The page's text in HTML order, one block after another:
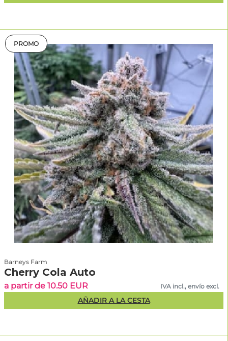
PROMO
Barneys Farm
Cherry Cola Auto
a partir de 10.50 EUR IVA incl., envío excl.
AÑADIR A LA CESTA